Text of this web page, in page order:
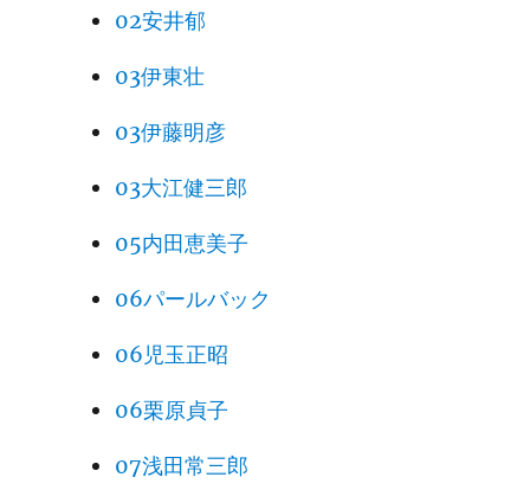
02安井郁
03伊東壮
03伊藤明彦
03大江健三郎
05内田恵美子
06パールバック
06児玉正昭
06栗原貞子
07浅田常三郎